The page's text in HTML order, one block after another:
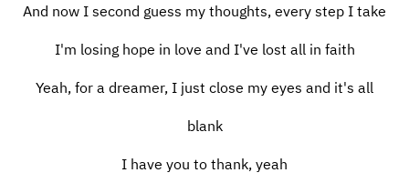
And now I second guess my thoughts, every step I take
I'm losing hope in love and I've lost all in faith
Yeah, for a dreamer, I just close my eyes and it's all
blank
I have you to thank, yeah